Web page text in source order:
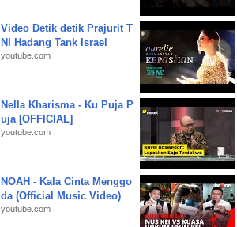
Video Detik detik Prajurit T
NI Hadang Tank Israel
youtube.com
Nella Kharisma - Ku Puja P
uja [OFFICIAL]
youtube.com
NOAH - Kala Cinta Menggo
da (Official Music Video)
youtube.com